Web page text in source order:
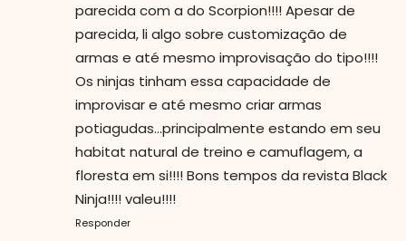
parecida com a do Scorpion!!!! Apesar de
parecida, li algo sobre customização de
armas e até mesmo improvisação do tipo!!!!
Os ninjas tinham essa capacidade de
improvisar e até mesmo criar armas
potiagudas…principalmente estando em seu
habitat natural de treino e camuflagem, a
floresta em si!!!! Bons tempos da revista Black
Ninja!!!! valeu!!!!
Responder